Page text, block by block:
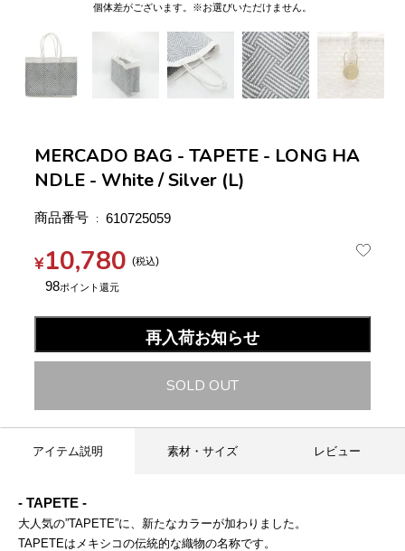
個体差がございます。※お選びいただけません。
MERCADO BAG - TAPETE - LONG HA
NDLE - White / Silver (L)
商品番号 610725059
¥10,780 税込
98
再入荷お知らせ
SOLD OUT
アイテム説明 素材・サイズ レビュー
- TAPETE -
大人気の”TAPETE”に、新たなカラーが加わりました。
TAPETEはメキシコの伝統的な織物の名称です。